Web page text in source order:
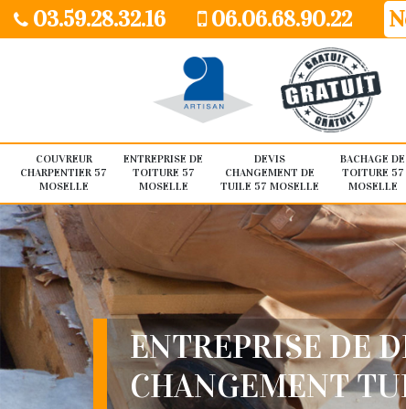
03.59.28.32.16 06.06.68.90.22
COUVREUR
CHARPENTIER 57
MOSELLE
ENTREPRISE DE
TOITURE 57
MOSELLE
DEVIS
CHANGEMENT DE
TUILE 57 MOSELLE
BACHAGE DE
TOITURE 57
MOSELLE
ENTREPRISE DE
CHANGEMENT